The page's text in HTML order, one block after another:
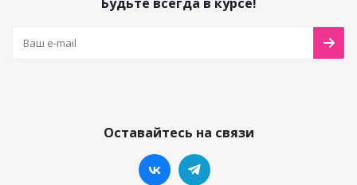
Оставайтесь на связи